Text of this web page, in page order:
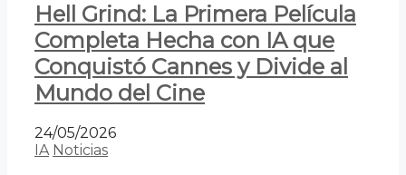
Hell Grind: La Primera Película
Completa Hecha con IA que
Conquistó Cannes y Divide al
Mundo del Cine
24/05/2026
IA Noticias